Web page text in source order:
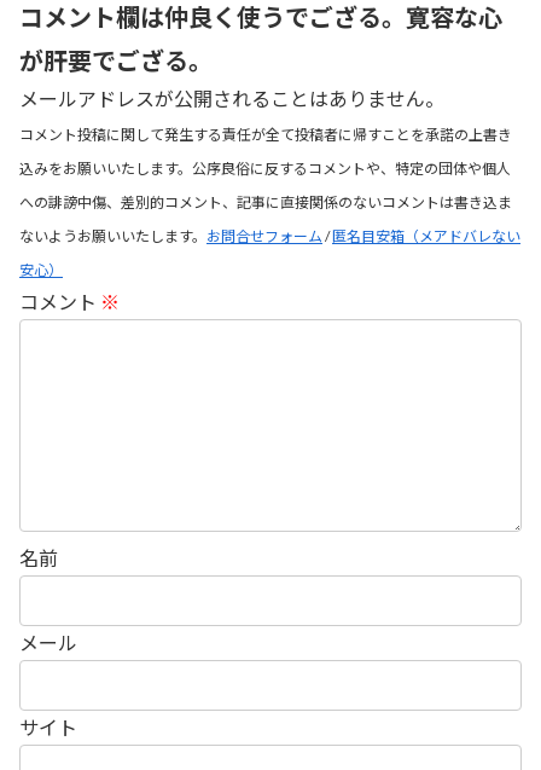
コメント欄は仲良く使うでござる。寛容な心
が肝要でござる。
メールアドレスが公開されることはありません。
コメント投稿に関して発生する責任が全て投稿者に帰すことを承諾の上書き
込みをお願いいたします。公序良俗に反するコメントや、特定の団体や個人
への誹謗中傷、差別的コメント、記事に直接関係のないコメントは書き込ま
ないようお願いいたします。 お問合せフォーム /匿名目安箱（メアドバレない
安心）
コメント ※
名前
メール
サイト